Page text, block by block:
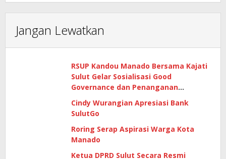
Jangan Lewatkan
RSUP Kandou Manado Bersama Kajati
Sulut Gelar Sosialisasi Good
Governance dan Penanganan
Gratifikasi di Era Digital
Cindy Wurangian Apresiasi Bank
SulutGo
Roring Serap Aspirasi Warga Kota
Manado
Ketua DPRD Sulut Secara Resmi